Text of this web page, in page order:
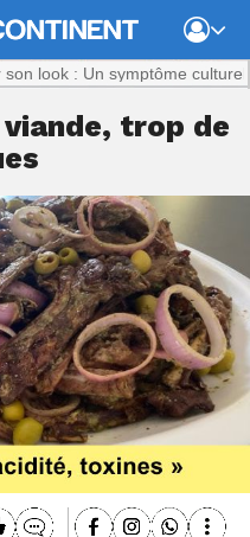
: Un symptôme culturel
trop de